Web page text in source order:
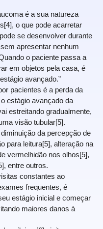
é a sua natureza
o que pode acarretar
se desenvolver durante
apresentar nenhum
o paciente passa a
em objetos pela casa, é
avançado.”
pacientes é a perda da
estágio avançado da
estreitando gradualmente,
visão tubular[5].
da percepção de
para leitura[5], alteração na
vermelhidão nos olhos[5],
entre outros.
constantes ao
frequentes, é
estágio inicial e começar
maiores danos à